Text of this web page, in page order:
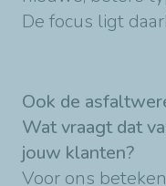
De focus ligt
Ook de
Wat vraagt dat
jouw klanten?
Voor ons